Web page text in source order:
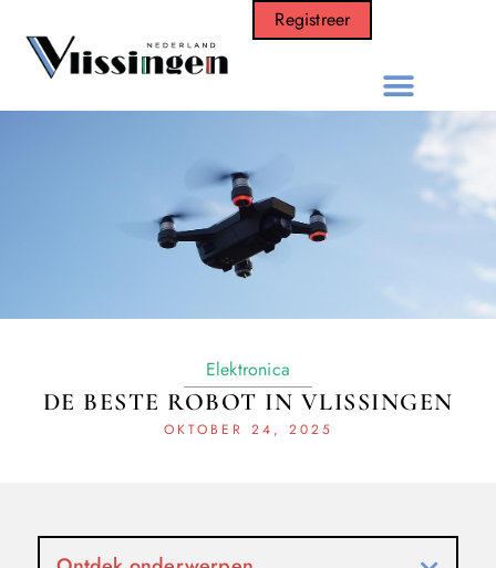
Registreer
Elektronica
DE BESTE ROBOT IN VLISSINGEN
OKTOBER 24, 2025